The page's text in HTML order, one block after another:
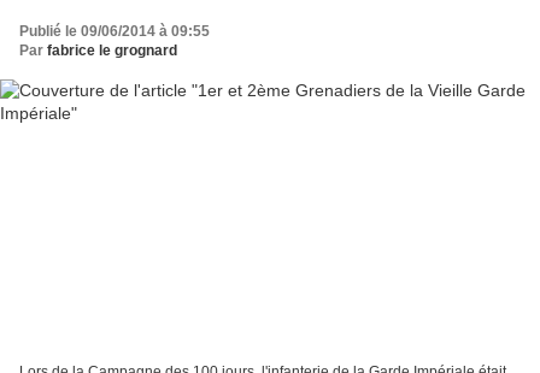
Publié le 09/06/2014 à 09:55
Par fabrice le grognard